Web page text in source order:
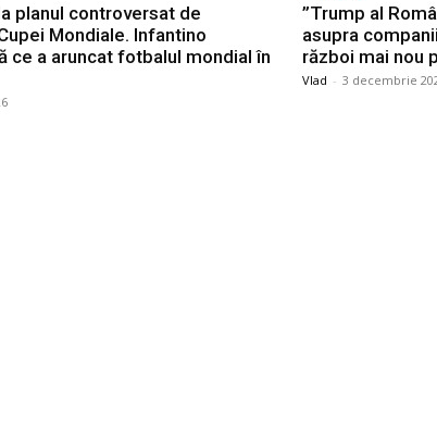
planul controversat de
Mondiale. Infantino
ce a aruncat fotbalul mondial în
”Trump al
asupra
război mai nou
Vlad - 3 decembrie